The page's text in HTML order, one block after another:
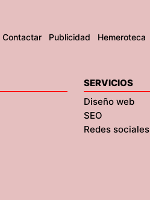
Contactar Publicidad Hemeroteca
SERVICIOS
Diseño web
SEO
Redes sociales